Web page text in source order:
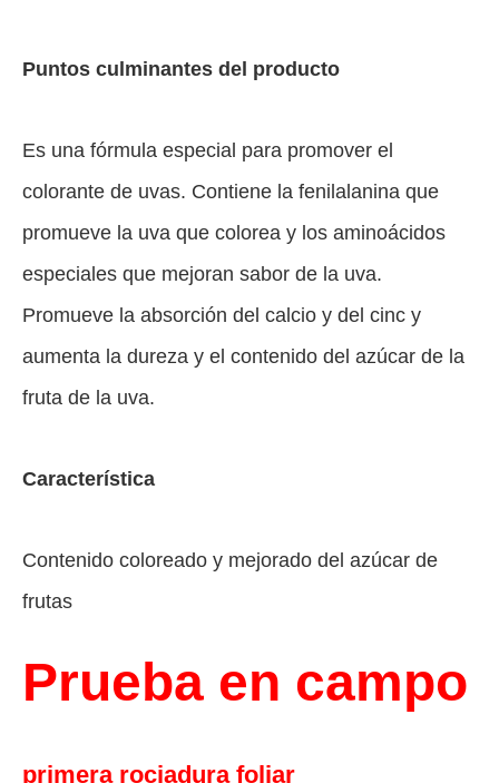
Puntos culminantes del producto
Es una fórmula especial para promover el
colorante de uvas. Contiene la fenilalanina que
promueve la uva que colorea y los aminoácidos
especiales que mejoran sabor de la uva.
Promueve la absorción del calcio y del cinc y
aumenta la dureza y el contenido del azúcar de la
fruta de la uva.
Característica
Contenido coloreado y mejorado del azúcar de
frutas
Prueba en campo
primera rociadura foliar